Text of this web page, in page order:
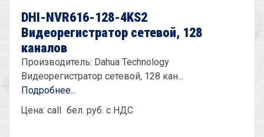
DHI-NVR616-128-4KS2
Видеорегистратор сетевой, 128
каналов
Производитель: Dahua Technology
Видеорегистратор сетевой, 128 кан...
Подробнее...
Цена: call бел. руб. с НДС